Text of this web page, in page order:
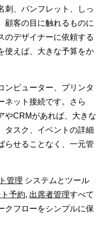
刺、パンフレット、しっ
顧客の目に触れるものに
のデザイナーに依頼する
使えば、大きな予算をか
ンピューター、プリンタ
ネット接続です。さら
やCRMがあれば、大きな
タスク、イベントの詳細
らせることなく、一元管
管理 システムとツール
予約, 出席者管理すべて
クフローをシンプルに保